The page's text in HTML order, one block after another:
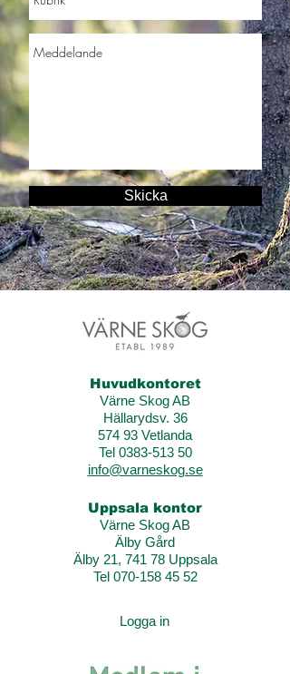
Skicka
Huvudkontoret
Värne Skog AB
Hällarydsv. 36
574 93 Vetlanda
Tel 0383-513 50
info@varneskog.se
Uppsala kontor
Värne Skog AB
Älby Gård
Älby 21, 741 78 Uppsala
Tel 070-158 45 52
Logga in